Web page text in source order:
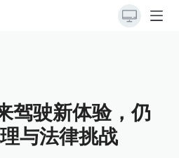
驾驶新体验，仍
与法律挑战